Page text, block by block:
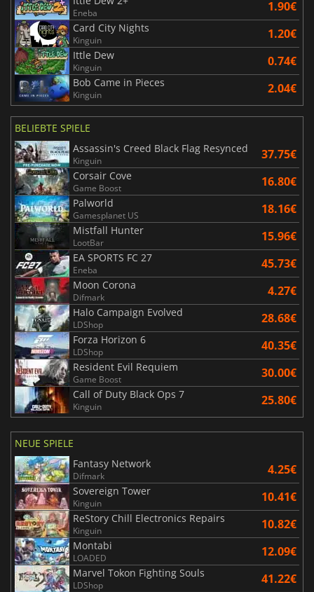
Eneba 1.90€
Card City Nights
Kinguin 1.20€
Ittle Dew
Kinguin 0.74€
Bob Came in Pieces
Kinguin 2.04€
BELIEBTE SPIELE
Assassin's Creed Black Flag Resynced
Kinguin 37.75€
Corsair Cove
Game Boost 16.80€
Palworld
Gamesplanet US 18.16€
Mistfall Hunter
LootBar 15.96€
EA SPORTS FC 27
Eneba 45.73€
Moon Corona
Difmark 4.27€
Halo Campaign Evolved
LDShop 28.68€
Forza Horizon 6
LDShop 40.35€
Resident Evil Requiem
Game Boost 30.00€
Call of Duty Black Ops 7
Kinguin 25.80€
NEUE SPIELE
Fantasy Network
Difmark 4.25€
Sovereign Tower
Kinguin 10.41€
ReStory Chill Electronics Repairs
Kinguin 10.82€
Montabi
LOADED 12.09€
Marvel Tokon Fighting Souls
LDShop 41.22€